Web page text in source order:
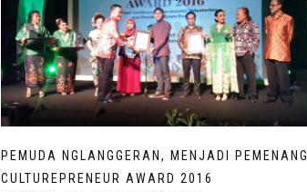
PEMUDA NGLANGGERAN, MENJADI PEMENANG
CULTUREPRENEUR AWARD 2016